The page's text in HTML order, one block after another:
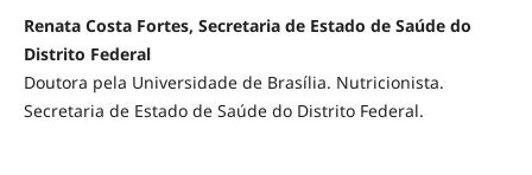
Renata Costa Fortes, Secretaria de Estado de Saúde do
Distrito Federal
Doutora pela Universidade de Brasília. Nutricionista.
Secretaria de Estado de Saúde do Distrito Federal.